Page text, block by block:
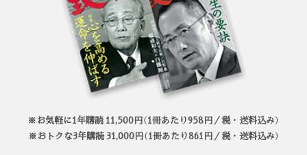
※お気軽に1年購読 11,500円（1冊あたり958円／税・送料込み）
※おトクな3年購読 31,000円（1冊あたり861円／税・送料込み）